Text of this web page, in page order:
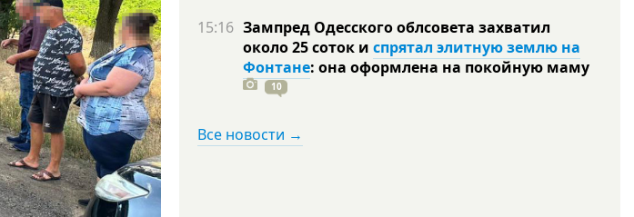
15:16 Зампред Одесского облсовета захватил
около 25 соток и спрятал элитную землю на
Фонтане: она оформлена на покойную маму
10
Все новости →